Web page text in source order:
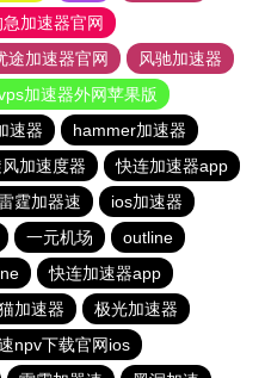
急加速器官网
途加速器官网
风驰加速器
加速器外网苹果版
速器
hammer加速器
加速度器
快连加速器app
霆加器速
ios加速器
一元机场
outline
快连加速器app
加速器
极光加速器
npv下载官网ios